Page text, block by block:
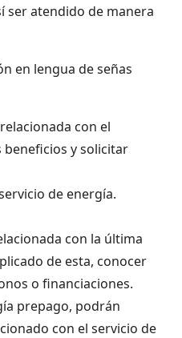
ser atendido de manera
en lengua de señas
con el
beneficios y solicitar
de energía.
con la última
de esta, conocer
o financiaciones.
prepago, podrán
con el servicio de